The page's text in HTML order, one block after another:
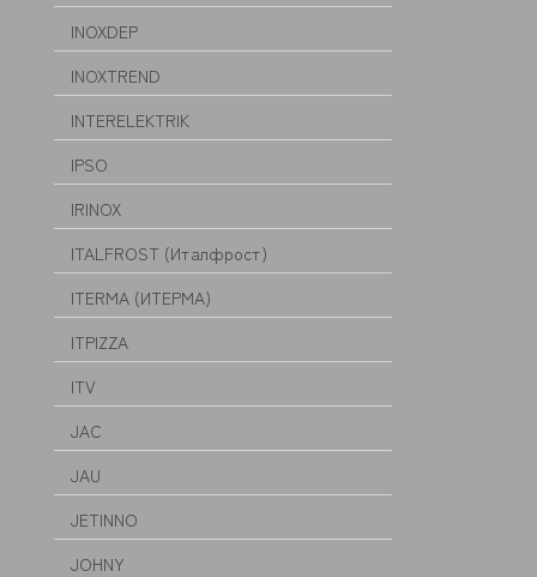
INOXDEP
INOXTREND
INTERELEKTRIK
IPSO
IRINOX
ITALFROST (Италфрост)
ITERMA (ИТЕРМА)
ITPIZZA
ITV
JAC
JAU
JETINNO
JOHNY